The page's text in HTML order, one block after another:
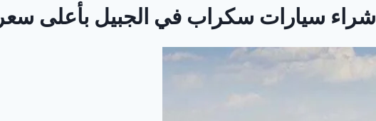
شراء سيارات سكراب في الجبيل بأعلى سعر